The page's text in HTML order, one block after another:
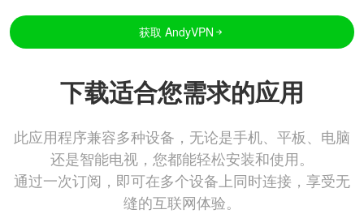
获取 AndyVPN
下载适合您需求的应用
此应用程序兼容多种设备，无论是手机、平板、电脑
还是智能电视，您都能轻松安装和使用。
通过一次订阅，即可在多个设备上同时连接，享受无
缝的互联网体验。